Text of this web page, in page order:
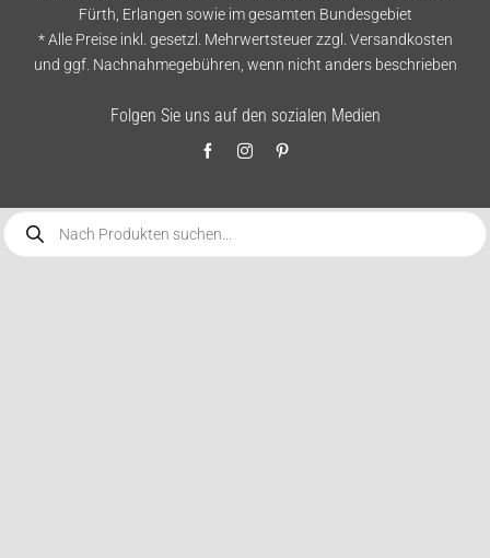
Fürth, Erlangen sowie im gesamten Bundesgebiet
* Alle Preise inkl. gesetzl. Mehrwertsteuer zzgl. Versandkosten
und ggf. Nachnahmegebühren, wenn nicht anders beschrieben
Folgen Sie uns auf den sozialen Medien
Products
search